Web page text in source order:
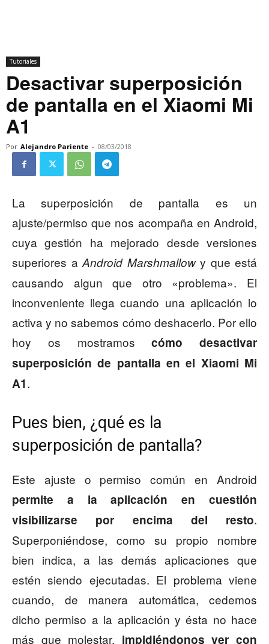
Tutoriales
Desactivar superposición
de pantalla en el Xiaomi Mi
A1
Por Alejandro Pariente - 08/03/2018
La superposición de pantalla es un
ajuste/permiso que nos acompaña en Android,
cuya gestión ha mejorado desde versiones
superiores a Android Marshmallowy que está
causando algun que otro «problema». El
inconveniente llega cuando una aplicación lo
activa y no sabemos cómo deshacerlo. Por ello
hoy os mostramoscómo desactivar
superposición de pantalla en el Xiaomi Mi
A1.
Pues bien, ¿qué es la
superposición de pantalla?
Este ajuste o permiso común en Android
permite a la aplicación en cuestión
visibilizarse por encima del resto.
Superponiéndose, como su propio nombre
bien indica, a las demás aplicaciones que
estén siendo ejecutadas. El problema viene
cuando, de manera automática, cedemos
dicho permiso a la aplicación y ésta no hace
más que molestar, impidiéndonos ver con